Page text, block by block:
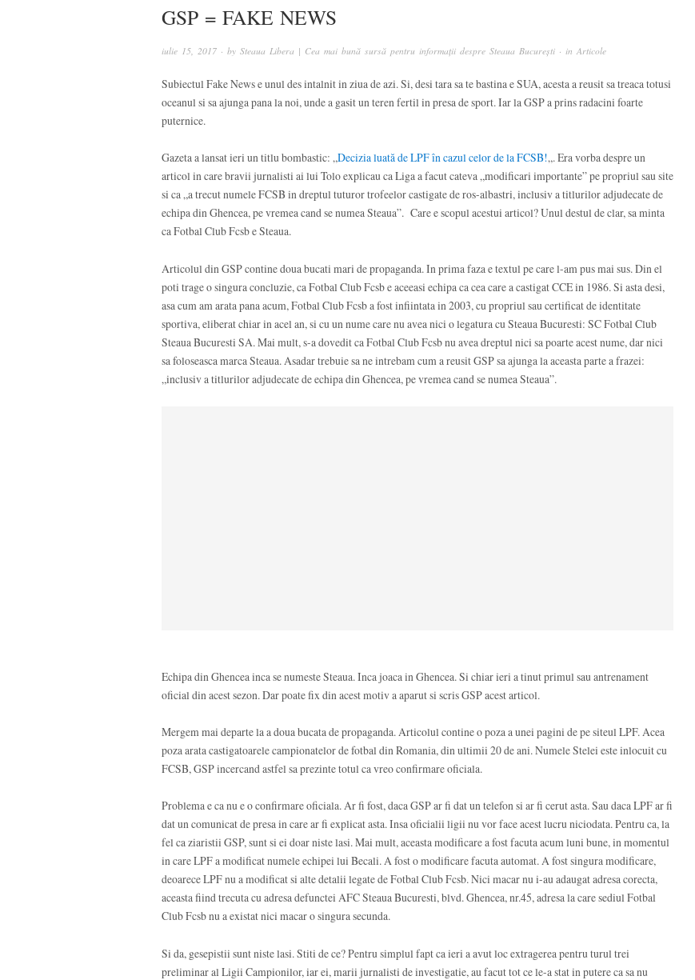
GSP = FAKE NEWS
iulie 15, 2017 · by Steaua Libera | Cea mai bună sursă pentru informații despre Steaua București · in Articole
Subiectul Fake News e unul des intalnit in ziua de azi. Si, desi tara sa te bastina e SUA, acesta a reusit sa treaca totusi
oceanul si sa ajunga pana la noi, unde a gasit un teren fertil in presa de sport. Iar la GSP a prins radacini foarte
puternice.
Gazeta a lansat ieri un titlu bombastic: „Decizia luată de LPF în cazul celor de la FCSB!„. Era vorba despre un
articol in care bravii jurnalisti ai lui Tolo explicau ca Liga a facut cateva „modificari importante” pe propriul sau site
si ca „a trecut numele FCSB in dreptul tuturor trofeelor castigate de ros-albastri, inclusiv a titlurilor adjudecate de
echipa din Ghencea, pe vremea cand se numea Steaua”. Care e scopul acestui articol? Unul destul de clar, sa minta
ca Fotbal Club Fcsb e Steaua.
Articolul din GSP contine doua bucati mari de propaganda. In prima faza e textul pe care l-am pus mai sus. Din el
poti trage o singura concluzie, ca Fotbal Club Fcsb e aceeasi echipa ca cea care a castigat CCE in 1986. Si asta desi,
asa cum am arata pana acum, Fotbal Club Fcsb a fost infiintata in 2003, cu propriul sau certificat de identitate
sportiva, eliberat chiar in acel an, si cu un nume care nu avea nici o legatura cu Steaua Bucuresti: SC Fotbal Club
Steaua Bucuresti SA. Mai mult, s-a dovedit ca Fotbal Club Fcsb nu avea dreptul nici sa poarte acest nume, dar nici
sa foloseasca marca Steaua. Asadar trebuie sa ne intrebam cum a reusit GSP sa ajunga la aceasta parte a frazei:
„inclusiv a titlurilor adjudecate de echipa din Ghencea, pe vremea cand se numea Steaua”.
Echipa din Ghencea inca se numeste Steaua. Inca joaca in Ghencea. Si chiar ieri a tinut primul sau antrenament
oficial din acest sezon. Dar poate fix din acest motiv a aparut si scris GSP acest articol.
Mergem mai departe la a doua bucata de propaganda. Articolul contine o poza a unei pagini de pe siteul LPF. Acea
poza arata castigatoarele campionatelor de fotbal din Romania, din ultimii 20 de ani. Numele Stelei este inlocuit cu
FCSB, GSP incercand astfel sa prezinte totul ca vreo confirmare oficiala.
Problema e ca nu e o confirmare oficiala. Ar fi fost, daca GSP ar fi dat un telefon si ar fi cerut asta. Sau daca LPF ar fi
dat un comunicat de presa in care ar fi explicat asta. Insa oficialii ligii nu vor face acest lucru niciodata. Pentru ca, la
fel ca ziaristii GSP, sunt si ei doar niste lasi. Mai mult, aceasta modificare a fost facuta acum luni bune, in momentul
in care LPF a modificat numele echipei lui Becali. A fost o modificare facuta automat. A fost singura modificare,
deoarece LPF nu a modificat si alte detalii legate de Fotbal Club Fcsb. Nici macar nu i-au adaugat adresa corecta,
aceasta fiind trecuta cu adresa defunctei AFC Steaua Bucuresti, blvd. Ghencea, nr.45, adresa la care sediul Fotbal
Club Fcsb nu a existat nici macar o singura secunda.
Si da, gesepistii sunt niste lasi. Stiti de ce? Pentru simplul fapt ca ieri a avut loc extragerea pentru turul trei
preliminar al Ligii Campionilor, iar ei, marii jurnalisti de investigatie, au facut tot ce le-a stat in putere ca sa nu